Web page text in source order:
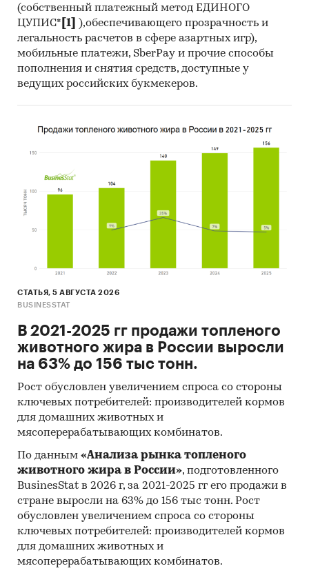
(собственный платежный метод ЕДИНОГО
ЦУПИС* [1]
),обеспечивающего прозрачность и
легальность расчетов в сфере азартных игр),
мобильные платежи, SberPay и прочие способы
пополнения и снятия средств, доступные у
ведущих российских букмекеров.
СТАТЬЯ, 5 АВГУСТА 2026
BUSINESSTAT
В 2021-2025 гг продажи топленого
животного жира в России выросли
на 63% до 156 тыс тонн.
Рост обусловлен увеличением спроса со стороны
ключевых потребителей: производителей кормов
для домашних животных и
мясоперерабатывающих комбинатов.
По данным «Анализа рынка топленого
животного жира в России», подготовленного
BusinesStat в 2026 г, за 2021-2025 гг его продажи в
стране выросли на 63% до 156 тыс тонн. Рост
обусловлен увеличением спроса со стороны
ключевых потребителей: производителей кормов
для домашних животных и
мясоперерабатывающих комбинатов.